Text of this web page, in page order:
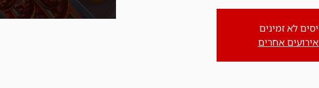
לא זמינים
אירועים אחרים